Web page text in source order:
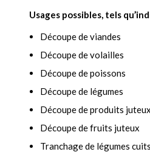
Usages possibles, tels
Découpe de viandes
Découpe de volailles
Découpe de poissons
Découpe de légumes
Découpe de produits juteux
Découpe de fruits juteux
Tranchage de légumes cuits